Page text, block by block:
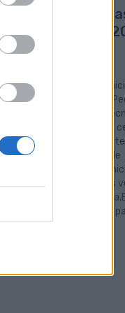
Voleibol
de la Superliga
Municipales
de Guaguas
Público Colectivo,
a los jugadores,
Guaguas en la sede
por la reciente
2025-26. El equipo
de la empresa
conquista nacional, tras
en la ronda final a
de la Superliga, que le da